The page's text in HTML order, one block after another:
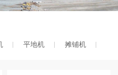
平地机 摊铺机